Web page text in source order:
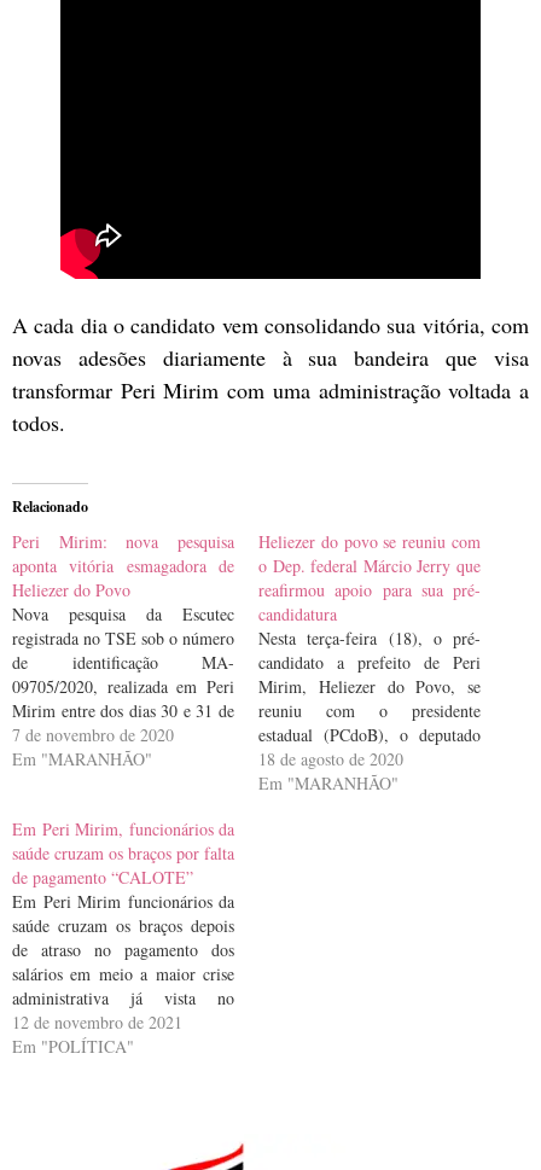
A cada dia o candidato vem consolidando sua vitória, com
novas adesões diariamente à sua bandeira que visa
transformar Peri Mirim com uma administração voltada a
todos.
Relacionado
Peri Mirim: nova pesquisa
aponta vitória esmagadora de
Heliezer do Povo
Nova pesquisa da Escutec
registrada no TSE sob o número
de identificação MA-
09705/2020, realizada em Peri
Mirim entre dos dias 30 e 31 de
outubro e divulgada neste
sábado, 07 de novembro,
colocado na disputa à prefeitura,
apontando uma vitória…
7 de novembro de 2020
Em "MARANHÃO"
Heliezer do povo se reuniu com
o Dep. federal Márcio Jerry que
reafirmou apoio para sua pré-
candidatura
Nesta terça-feira (18), o pré-
candidato a prefeito de Peri
Mirim, Heliezer do Povo, se
reuniu com o presidente
estadual (PCdoB), o deputado
federal Márcio Jerry, em São
Luis
18 de agosto de 2020
Em "MARANHÃO"
Em Peri Mirim, funcionários da
saúde cruzam os braços por falta
de pagamento “CALOTE”
Em Peri Mirim funcionários da
saúde cruzam os braços depois
de atraso no pagamento dos
salários em meio a maior crise
administrativa já vista no
município, são dezenas de pais e
mães de famílias que vem
12 de novembro de 2021
Em "POLÍTICA"